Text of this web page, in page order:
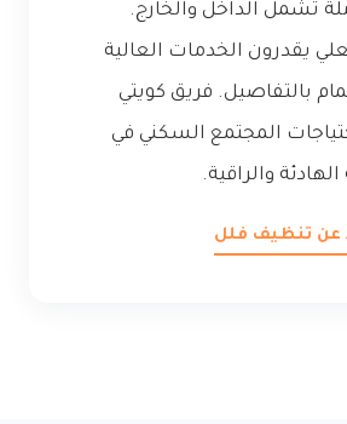
تشمل الداخل والخارج.
يقدرون الخدمات العالية
بالتفاصيل. فريق كويتي
المجتمع السكني في
والراقية.
عن تنظيف فلل